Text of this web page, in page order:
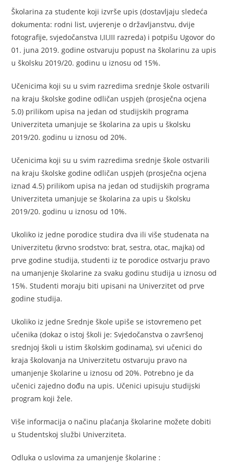
Školarina za studente koji izvrše upis (dostavljaju sledeća
dokumenta: rodni list, uvjerenje o državljanstvu, dvije
fotografije, svjedočanstva I,II,III razreda) i potpišu Ugovor do
01. juna 2019. godine ostvaruju popust na školarinu za upis
u školsku 2019/20. godinu u iznosu od 15%.
Učenicima koji su u svim razredima srednje škole ostvarili
na kraju školske godine odličan uspjeh (prosječna ocjena
5.0) prilikom upisa na jedan od studijskih programa
Univerziteta umanjuje se školarina za upis u školsku
2019/20. godinu u iznosu od 20%.
Učenicima koji su u svim razredima srednje škole ostvarili
na kraju školske godine odličan uspjeh (prosječna ocjena
iznad 4.5) prilikom upisa na jedan od studijskih programa
Univerziteta umanjuje se školarina za upis u školsku
2019/20. godinu u iznosu od 10%.
Ukoliko iz jedne porodice studira dva ili više studenata na
Univerzitetu (krvno srodstvo: brat, sestra, otac, majka) od
prve godine studija, studenti iz te porodice ostvarju pravo
na umanjenje školarine za svaku godinu studija u iznosu od
15%. Studenti moraju biti upisani na Univerzitet od prve
godine studija.
Ukoliko iz jedne Srednje škole upiše se istovremeno pet
učenika (dokaz o istoj školi je: Svjedočanstva o završenoj
srednjoj školi u istim školskim godinama), svi učenici do
kraja školovanja na Univerzitetu ostvaruju pravo na
umanjenje školarine u iznosu od 20%. Potrebno je da
učenici zajedno dođu na upis. Učenici upisuju studijski
program koji žele.
Više informacija o načinu plaćanja školarine možete dobiti
u Studentskoj službi Univerziteta.
Odluka o uslovima za umanjenje školarine :